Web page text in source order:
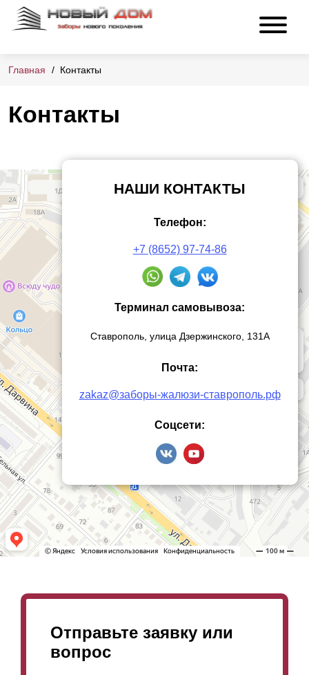
Главная Контакты
Контакты
НАШИ КОНТАКТЫ
Телефон:
+7 (8652) 97-74-86
Терминал самовывоза:
Ставрополь, улица Дзержинского, 131А
Почта:
zakaz@заборы-жалюзи-ставрополь.рф
Соцсети:
Отправьте заявку или
вопрос